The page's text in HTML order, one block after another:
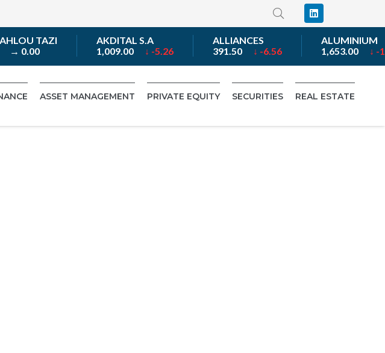
TAZI
0.00
AKDITAL S.A
1,009.00↓ -5.26
ALLIANCES
391.50↓ -6.56
ALUMINIUM
1,653.00↓ -
ASSET MANAGEMENT PRIVATE EQUITY SECURITIES REAL ESTATE